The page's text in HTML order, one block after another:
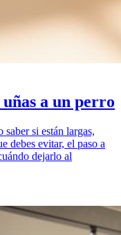
a un perro
si están largas,
debes evitar, el paso a
dejarlo al